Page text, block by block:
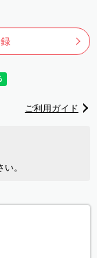
ご利用ガイド
。